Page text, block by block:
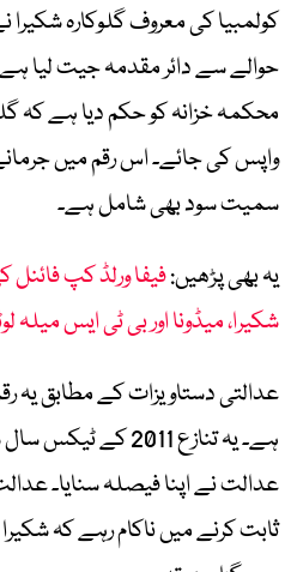
کولمبیا کی معروف گلوکارہ
حوالے سے دائر مقدمہ جیت لیا
محکمہ خزانہ کو حکم دیا ہے کہ
واپس کی جائے۔ اس رقم میں
سمیت سود بھی شامل ہے۔
یہ بھی پڑھیں:فیفا ورلڈ کپ فائنل
شکیرا، میڈونا اور بی ٹی ایس میلہ
ہے۔ یہ تنازع 2011
عدالت نے اپنا فیصلہ سنایا۔